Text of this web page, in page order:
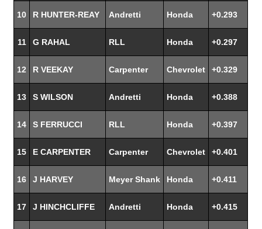
10 R HUNTER-REAY Andretti Honda +0.293
11 G RAHAL RLL Honda +0.297
12 R VEEKAY Carpenter Chevrolet +0.329
13 S WILSON Andretti Honda +0.388
14 S FERRUCCI RLL Honda +0.397
15 E CARPENTER Carpenter Chevrolet +0.401
16 J HARVEY Meyer Shank Honda +0.411
17 J HINCHCLIFFE Andretti Honda +0.415